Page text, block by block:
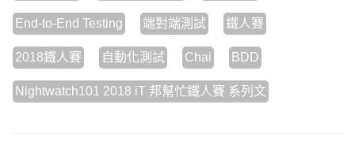
End-to-End Testing 端對端測試 鐵人賽
2018鐵人賽 自動化測試 Chai BDD
Nightwatch101 2018 iT 邦幫忙鐵人賽 系列文